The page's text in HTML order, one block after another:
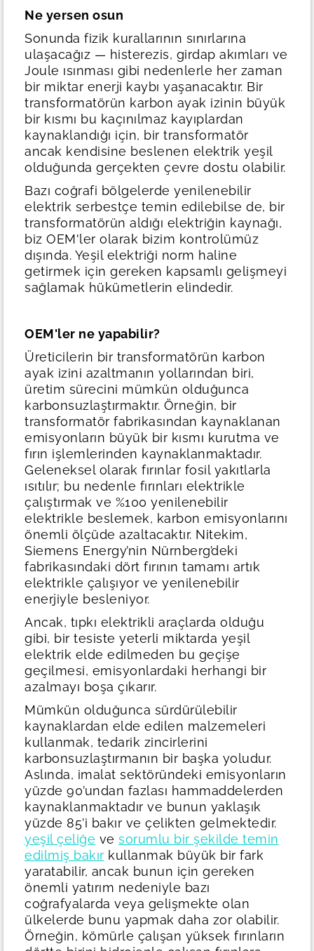
Ne yersen osun
Sonunda fizik kurallarının sınırlarına
ulaşacağız — histerezis, girdap akımları ve
Joule ısınması gibi nedenlerle her zaman
bir miktar enerji kaybı yaşanacaktır. Bir
transformatörün karbon ayak izinin büyük
bir kısmı bu kaçınılmaz kayıplardan
kaynaklandığı için, bir transformatör
ancak kendisine beslenen elektrik yeşil
olduğunda gerçekten çevre dostu olabilir.
Bazı coğrafi bölgelerde yenilenebilir
elektrik serbestçe temin edilebilse de, bir
transformatörün aldığı elektriğin kaynağı,
biz OEM'ler olarak bizim kontrolümüz
dışında. Yeşil elektriği norm haline
getirmek için gereken kapsamlı gelişmeyi
sağlamak hükümetlerin elindedir.
OEM'ler ne yapabilir?
Üreticilerin bir transformatörün karbon
ayak izini azaltmanın yollarından biri,
üretim sürecini mümkün olduğunca
karbonsuzlaştırmaktır. Örneğin, bir
transformatör fabrikasından kaynaklanan
emisyonların büyük bir kısmı kurutma ve
fırın işlemlerinden kaynaklanmaktadır.
Geleneksel olarak fırınlar fosil yakıtlarla
ısıtılır; bu nedenle fırınları elektrikle
çalıştırmak ve %100 yenilenebilir
elektrikle beslemek, karbon emisyonlarını
önemli ölçüde azaltacaktır. Nitekim,
Siemens Energy’nin Nürnberg’deki
fabrikasındaki dört fırının tamamı artık
elektrikle çalışıyor ve yenilenebilir
enerjiyle besleniyor.
Ancak, tıpkı elektrikli araçlarda olduğu
gibi, bir tesiste yeterli miktarda yeşil
elektrik elde edilmeden bu geçişe
geçilmesi, emisyonlardaki herhangi bir
azalmayı boşa çıkarır.
Mümkün olduğunca sürdürülebilir
kaynaklardan elde edilen malzemeleri
kullanmak, tedarik zincirlerini
karbonsuzlaştırmanın bir başka yoludur.
Aslında, imalat sektöründeki emisyonların
yüzde 90’undan fazlası hammaddelerden
kaynaklanmaktadır ve bunun yaklaşık
yüzde 85’i bakır ve çelikten gelmektedir.
yeşil çeliğe ve sorumlu bir şekilde temin
edilmiş bakır kullanmak büyük bir fark
yaratabilir, ancak bunun için gereken
önemli yatırım nedeniyle bazı
coğrafyalarda veya gelişmekte olan
ülkelerde bunu yapmak daha zor olabilir.
Örneğin, kömürle çalışan yüksek fırınların